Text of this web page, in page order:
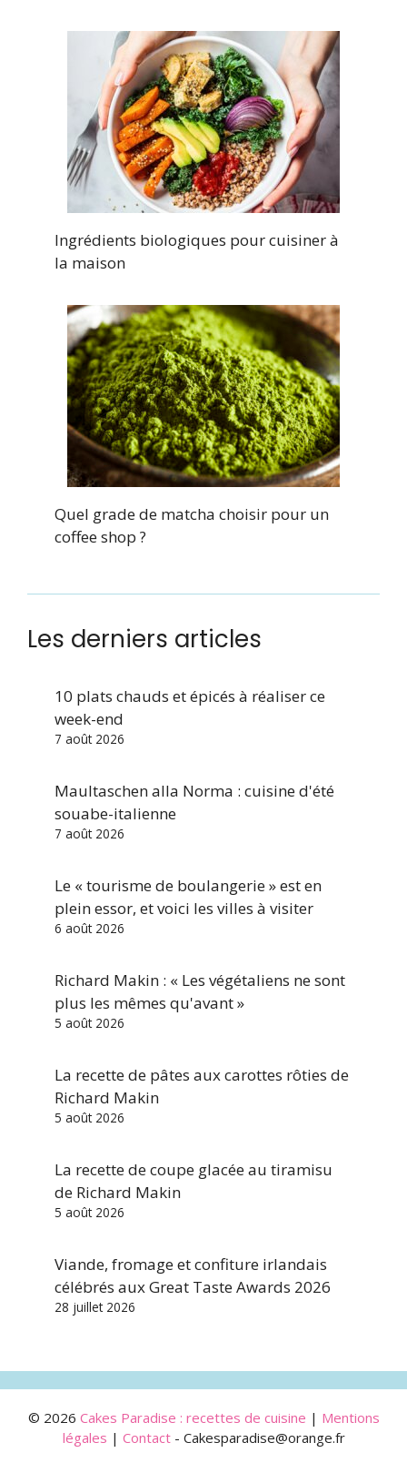
Ingrédients biologiques pour cuisiner à
la maison
Quel grade de matcha choisir pour un
coffee shop ?
Les derniers articles
10 plats chauds et épicés à réaliser ce
week-end
7 août 2026
Maultaschen alla Norma : cuisine d'été
souabe-italienne
7 août 2026
Le « tourisme de boulangerie » est en
plein essor, et voici les villes à visiter
6 août 2026
Richard Makin : « Les végétaliens ne sont
plus les mêmes qu'avant »
5 août 2026
La recette de pâtes aux carottes rôties de
Richard Makin
5 août 2026
La recette de coupe glacée au tiramisu
de Richard Makin
5 août 2026
Viande, fromage et confiture irlandais
célébrés aux Great Taste Awards 2026
28 juillet 2026
© 2026 Cakes Paradise : recettes de cuisine | Mentions
légales | Contact- Cakesparadise@orange.fr